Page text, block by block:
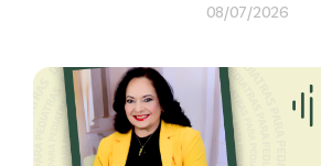
08/07/2026